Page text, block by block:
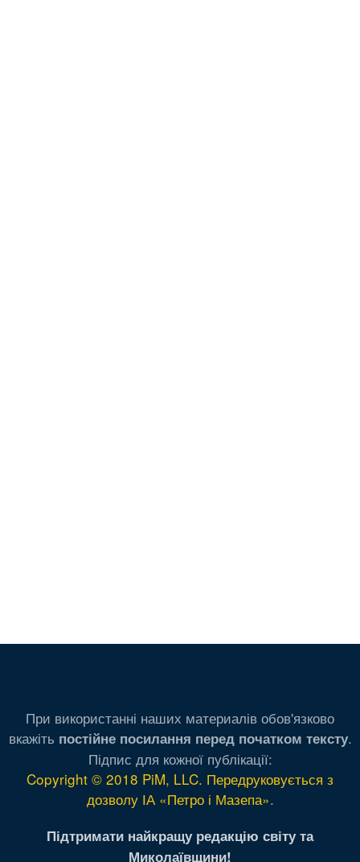
При використанні наших материалів обов'язково
вкажіть постійне посилання перед початком тексту.
Підпис для кожної публікації:
Copyright © 2018 PiM, LLC. Передруковується з
дозволу ІА «Петро і Мазепа».
Підтримати найкращу редакцію світу та
Миколаївщини!